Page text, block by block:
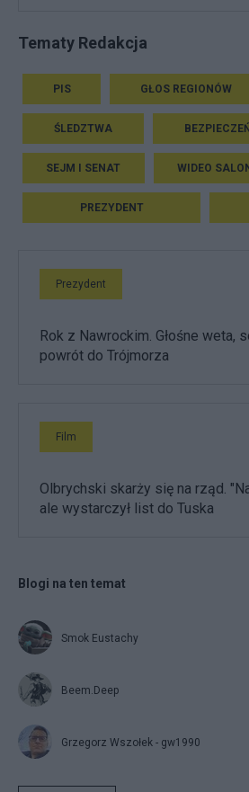
Tematy Redakcja
PIS GŁOS REGIONÓW
ŚLEDZTWA
SEJM I SENAT WIDEO
PREZYDENT
Prezydent
Rok z Nawrockim. Głośne weta,
powrót do Trójmorza
Film
Olbrychski skarży się na rząd.
ale wystarczył list do Tuska
Blogi na ten temat
Smok Eustachy
Beem.Deep
Grzegorz Wszołek - gw1990